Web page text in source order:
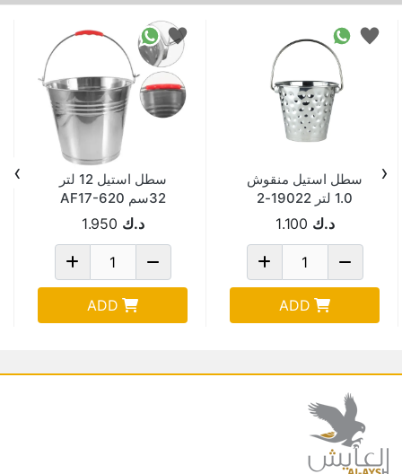
سطل استيل منقوش
1.0 لتر 19022-2
د.ك 1.100
ADD
سطل استيل 12 لتر
32سم AF17-620
د.ك 1.950
ADD
‹
›